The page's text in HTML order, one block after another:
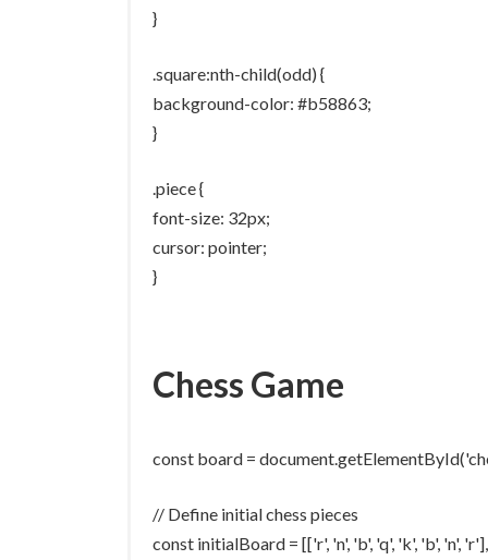
}
.square:nth-child(odd) {
background-color: #b58863;
}
.piece {
font-size: 32px;
cursor: pointer;
}
Chess Game
const board =
// Define initial chess pieces
const initialBoard = [['r', 'n', 'b', 'q', 'k', 'b', 'n',